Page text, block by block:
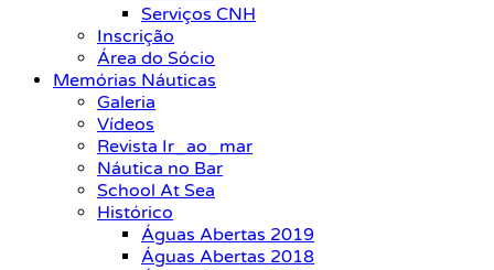
Serviços CNH
Inscrição
Área do Sócio
Memórias Náuticas
Galeria
Vídeos
Revista Ir_ao_mar
Náutica no Bar
School At Sea
Histórico
Águas Abertas 2019
Águas Abertas 2018